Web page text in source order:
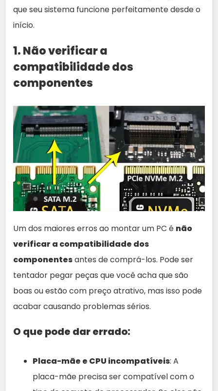
que seu sistema funcione perfeitamente desde o
início.
1. Não verificar a
compatibilidade dos
componentes
Um dos maiores erros ao montar um PC é não
verificar a compatibilidade dos
componentesantes de comprá-los. Pode ser
tentador pegar peças que você acha que são
boas ou estão com preço atrativo, mas isso pode
acabar causando problemas sérios.
O que pode dar errado:
Placa-mãe e CPU incompatíveis: A
placa-mãe precisa ser compatível com o